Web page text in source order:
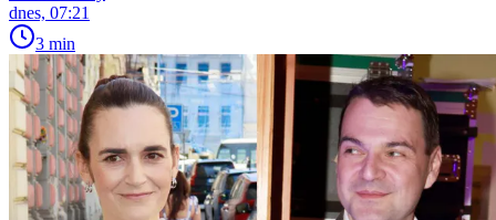
dnes, 07:21
3 min